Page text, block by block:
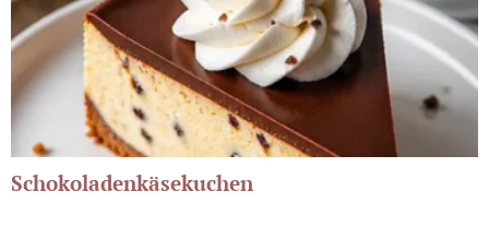
Schokoladenkäsekuchen